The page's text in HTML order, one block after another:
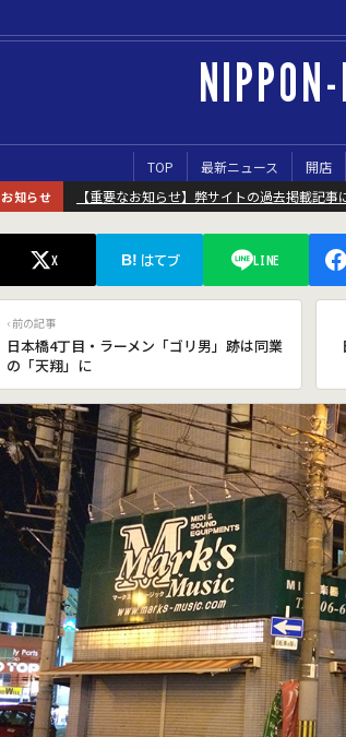
TOP 最新ニュース 開店
お知らせ 【重要なお知らせ】弊サイトの過去掲載記
X B! はてブ LINE
‹ 前の記事
日本橋4丁目・ラーメン「ゴリ男」跡は同業
の「天翔」に